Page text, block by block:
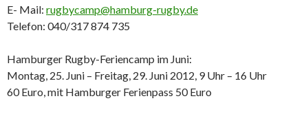
E- Mail: rugbycamp@hamburg-rugby.de
Telefon: 040/317 874 735
Hamburger Rugby-Feriencamp im Juni:
Montag, 25. Juni – Freitag, 29. Juni 2012, 9 Uhr – 16 Uhr
60 Euro, mit Hamburger Ferienpass 50 Euro